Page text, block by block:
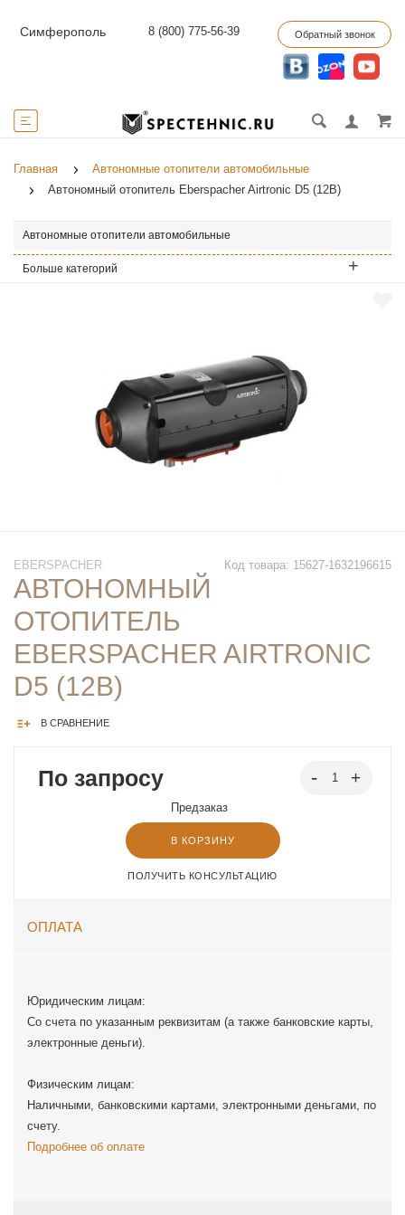
Симферополь 8 (800) 775-56-39 Обратный звонок
Главная
Автономные отопители автомобильные
Автономный отопитель Eberspacher Airtronic D5 (12В)
Автономные отопители автомобильные
Больше категорий
Код товара: 15627-1632196615
EBERSPACHER
АВТОНОМНЫЙ
ОТОПИТЕЛЬ
EBERSPACHER AIRTRONIC
D5 (12В)
В СРАВНЕНИЕ
По запросу
Предзаказ
В КОРЗИНУ
ПОЛУЧИТЬ КОНСУЛЬТАЦИЮ
ОПЛАТА
Юридическим лицам:
Со счета по указанным реквизитам (а также банковские карты,
электронные деньги).
Физическим лицам:
Наличными, банковскими картами, электронными деньгами, по
счету.
Подробнее об оплате